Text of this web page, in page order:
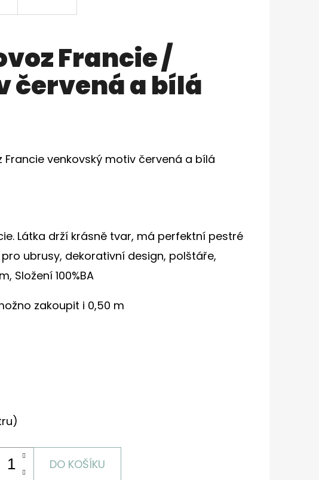
Francie /
červená a bílá
venkovský motiv červená a bílá
Látka drží krásně tvar, má perfektní pestré
ubrusy, dekorativní design, polštáře,
Složení 100%BA
zakoupit i 0,50 m
DO KOŠÍKU